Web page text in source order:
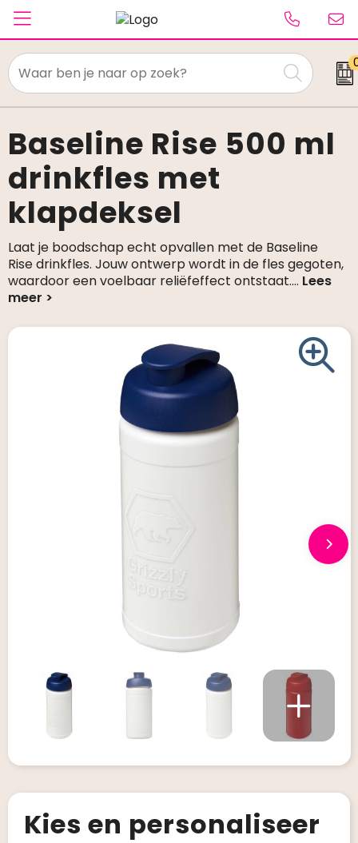
Textiel
Paraplu's
Caps & Beanies
Tassen
Drinkwaren
Schrijfwaren
Baseline Rise 500 ml
drinkfles met
klapdeksel
Laat je boodschap echt opvallen met de Baseline
Rise drinkfles. Jouw ontwerp wordt in de fles gegoten,
waardoor een voelbaar reliëfeffect ontstaat....
Kies en personaliseer